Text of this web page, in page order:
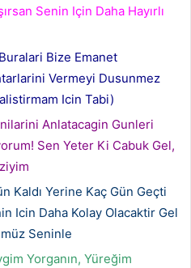
Senin Için Daha Hayırlı
Bize Emanet
Vermeyi Dusunmez
Icin Tabi)
Anlatacagin Gunleri
Sen Yeter Ki Cabuk Gel,
Kaldı Yerine Kaç Gün Geçti
Icin Daha Kolay Olacaktir Gel
Seninle
Yorganın, Yüreğim